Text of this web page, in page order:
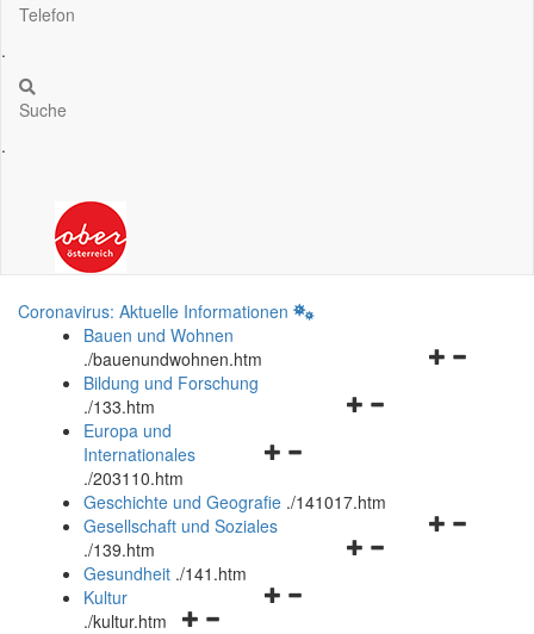
Telefon
.
Suche
.
Coronavirus: Aktuelle Informationen
Bauen und Wohnen
./bauenundwohnen.htm
Navigationsmenü
Bildung und Forschung
./133.htm
Navigationsmenü
und
schließen
Europa und
Internationales
./203110.htm
Geschichte und Geografie ./141017.htm
Navigationsmenü
Gesellschaft und Soziales
./139.htm
Navigationsmenü
Gesundheit ./141.htm
Navigationsmenü
Kultur
./kultur.htm